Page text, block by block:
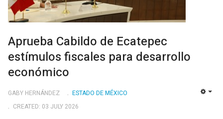
Aprueba Cabildo de Ecatepec
estímulos fiscales para desarrollo
económico
GABY HERNÁNDEZ
ESTADO DE MÉXICO
CREATED: 03 JULY 2026